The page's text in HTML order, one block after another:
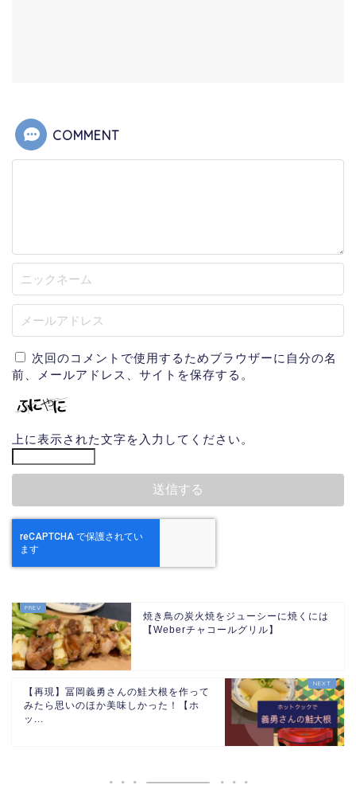
COMMENT
次回のコメントで使用するためブラウザーに自分の名
前、メールアドレス、サイトを保存する。
上に表示された文字を入力してください。
焼き鳥の炭火焼をジューシーに焼くには
【Weberチャコールグリル】
【再現】冨岡義勇さんの鮭大根を作って
みたら思いのほか美味しかった！【ホ
ッ...